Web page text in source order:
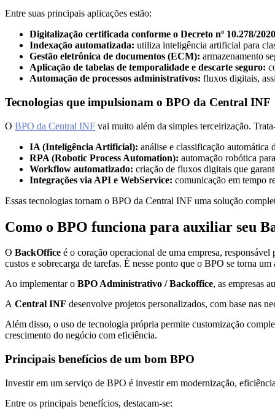
Entre suas principais aplicações estão:
Digitalização certificada conforme o Decreto nº 10.278/
Indexação automatizada: utiliza inteligência artificial para
Gestão eletrônica de documentos (ECM): armazenamento
Aplicação de tabelas de temporalidade e descarte seguro:
Automação de processos administrativos: fluxos digitais,
Tecnologias que impulsionam o BPO da Central INF
O BPO da Central INF vai muito além da simples terceirização.
IA (Inteligência Artificial): análise e classificação automática
RPA (Robotic Process Automation): automação robótica
Workflow automatizado: criação de fluxos digitais que
Integrações via API e WebService: comunicação em tempo
Essas tecnologias tornam o BPO da Central INF uma solução
Como o BPO funciona para auxiliar seu
O BackOffice é o coração operacional de uma empresa,
custos e sobrecarga de tarefas. É nesse ponto que o BPO se torna um
Ao implementar o BPO Administrativo / Backoffice, as empresas
A Central INF desenvolve projetos personalizados, com base nas
Além disso, o uso de tecnologia própria permite customização
crescimento do negócio com eficiência.
Principais benefícios de um bom BPO
Investir em um serviço de BPO é investir em modernização,
Entre os principais benefícios, destacam-se: